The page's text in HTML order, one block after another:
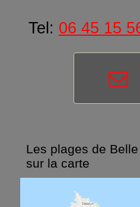
Tel: 06 45 15
Les plages de
sur la carte